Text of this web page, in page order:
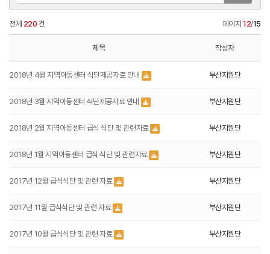
전체 220 건 페이지 12/15
제목 작성자
2018년 4월 지역아동센터 식단제공자료 안내 부산지원단
2018년 3월 지역아동센터 식단제공자료 안내 부산지원단
2018년 2월 지역아동센터 급식 식단 및 관련자료 부산지원단
2018년 1월 지역아동센터 급식 식단 및 관련자료 부산지원단
2017년 12월 급식식단 및 관련 자료 부산지원단
2017년 11월 급식식단 및 관련 자료 부산지원단
2017년 10월 급식식단 및 관련 자료 부산지원단